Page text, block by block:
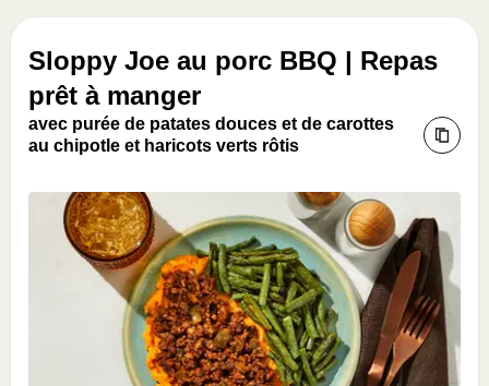
Sloppy Joe au porc BBQ | Repas
prêt à manger
avec purée de patates douces et de carottes
au chipotle et haricots verts rôtis